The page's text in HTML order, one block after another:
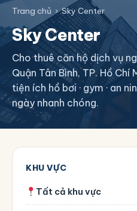
Trang chủ ›Sky Center
Sky Center
Cho thuê căn hộ dịch vụ
Quận Tân Bình, TP. Hồ
tiện ích hồ bơi · gym · an
ngày nhanh chóng.
KHU VỰC
Tất cả khu vực